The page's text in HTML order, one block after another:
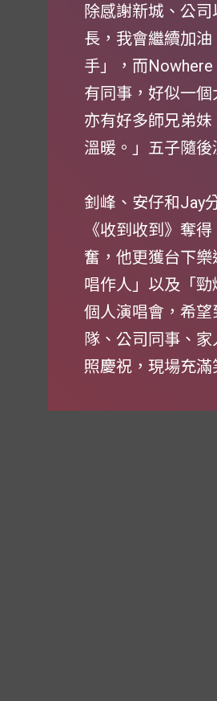
除感謝新城、公
長，我會繼續加
手」，而
有同事，好似一
亦有好多師兄弟
溫暖。」五子隨
釗峰、安仔和Jay
《收到收到》奪
奮，他更獲台下
唱作人」以及「
個人演唱會，希
隊、公司同事、
照慶祝，現場充滿